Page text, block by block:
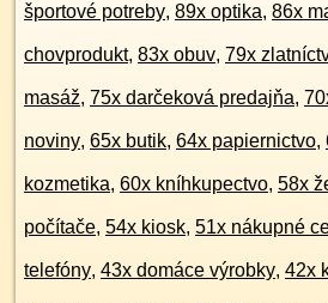
športové potreby, 89x optika, 86x
chovprodukt, 83x obuv, 79x
masáž, 75x darčeková predajňa,
noviny, 65x butik, 64x papiernictvo,
kozmetika, 60x kníhkupectvo, 58x
počítače, 54x kiosk, 51x nákupné
telefóny, 43x domáce výrobky, 42x